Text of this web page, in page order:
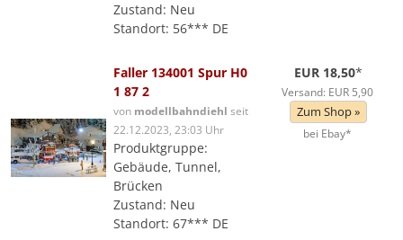
Zustand: Neu
Standort: 56*** DE
Faller 134001 Spur H0
1 87 2
von modellbahndiehl seit
22.12.2023, 23:03 Uhr
Produktgruppe:
Gebäude, Tunnel,
Brücken
Zustand: Neu
Standort: 67*** DE
EUR 18,50*
Versand: EUR 5,90
Zum Shop »
bei Ebay*